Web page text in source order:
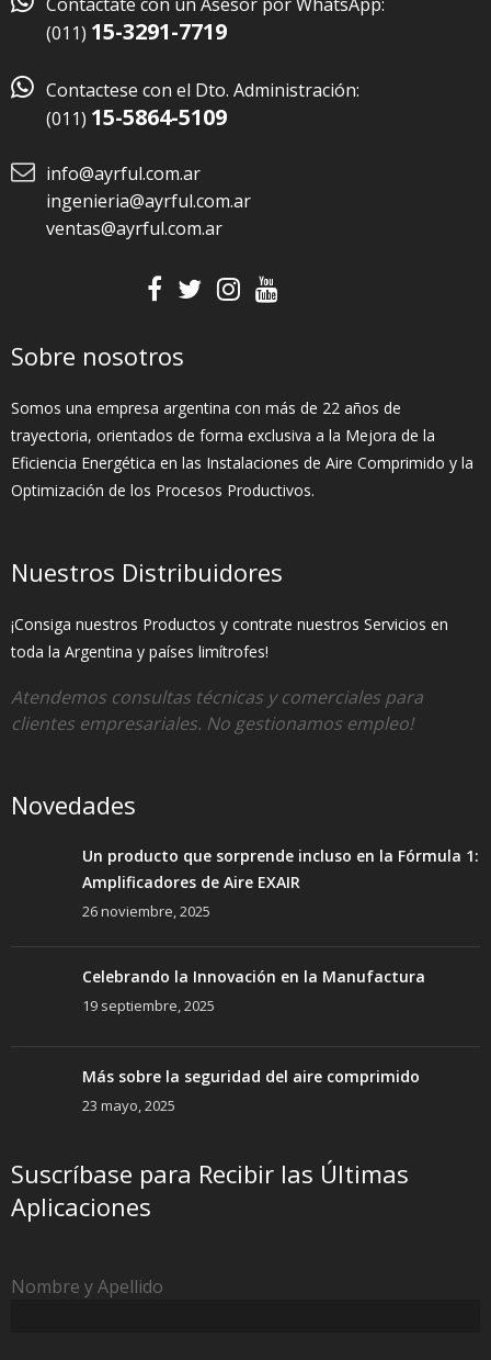
(011) 15-3291-7719
 Contactese con el Dto. Administración:
(011) 15-5864-5109
info@ayrful.com.ar
ingenieria@ayrful.com.ar
ventas@ayrful.com.ar
Sobre nosotros
Somos una empresa argentina con más de 22 años de
trayectoria, orientados de forma exclusiva a la Mejora de la
Eficiencia Energética en las Instalaciones de Aire Comprimido y la
Optimización de los Procesos Productivos.
Nuestros Distribuidores
¡Consiga nuestros Productos y contrate nuestros Servicios en
toda la Argentina y países limítrofes!
Atendemos consultas técnicas y comerciales para
clientes empresariales. No gestionamos empleo!
Novedades
Un producto que sorprende incluso en la Fórmula 1:
Amplificadores de Aire EXAIR
26 noviembre, 2025
Celebrando la Innovación en la Manufactura
19 septiembre, 2025
Más sobre la seguridad del aire comprimido
23 mayo, 2025
Suscríbase para Recibir las Últimas
Aplicaciones
Nombre y Apellido